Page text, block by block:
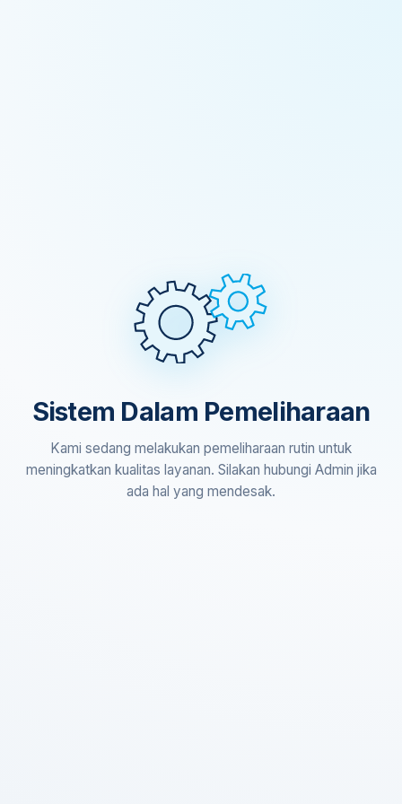
Sistem Dalam Pemeliharaan
Kami sedang melakukan pemeliharaan rutin untuk
meningkatkan kualitas layanan. Silakan hubungi Admin jika
ada hal yang mendesak.